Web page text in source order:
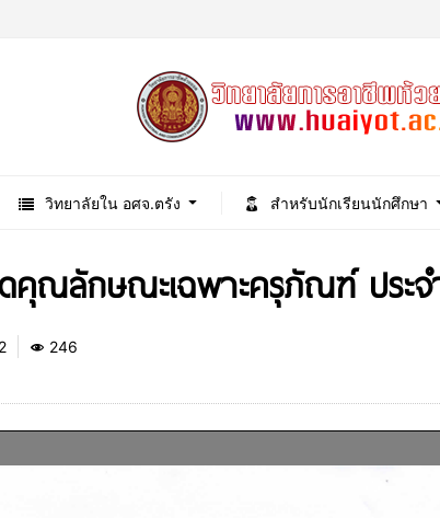
วิทยาลัยใน อศจ.ตรัง สำหรับนักเรียนนักศึกษา
ดคุณลักษณะเฉพาะครุภัณฑ์ ประ
246